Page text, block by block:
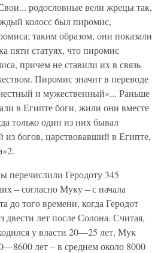
родословные вели жрецы так,
колосс был пиромис,
таким образом, они показали
пяти статуях, что пиромис
причем не ставили их в связь
Пиромис значит в переводе
и мужественный»... Раньше
в Египте боги, жили они вместе
только один из них бывал
богов, царствовавший в Египте,
перечислили Геродоту 345
– согласно Муку – с начала
до того времени, когда Геродот
двести лет после Солона. Считая,
у власти 20—25 лет, Мук
лет – в среднем около 8000